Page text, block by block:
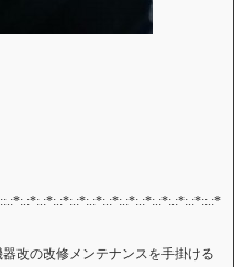
改の改修メンテナンスを手掛ける